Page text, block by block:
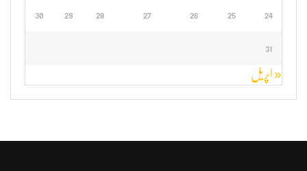
24
25
26
27
28
29
30
31
« اپریل